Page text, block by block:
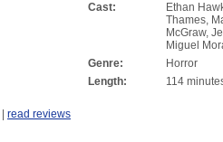
Cast:
Ethan
Thames,
McGraw,
Miguel
Genre:
Horror
Length:
114
| read reviews